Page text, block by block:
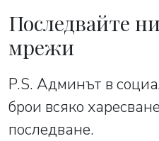
Последвайте
мрежи
P.S. Админът в
брои всяко
последване.